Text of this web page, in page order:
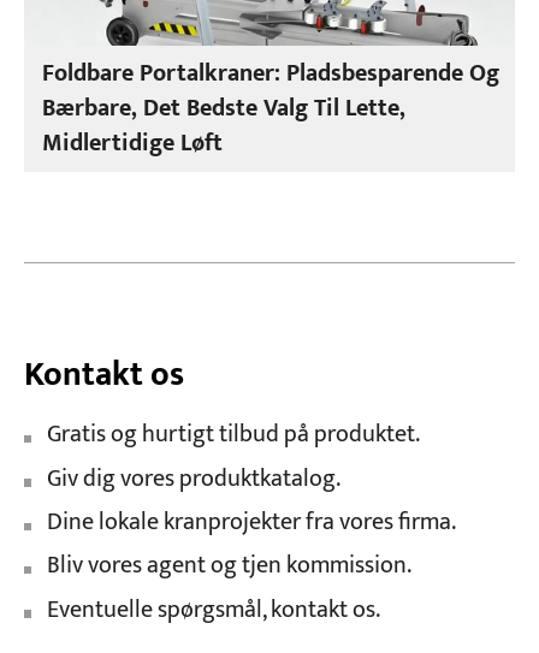
Foldbare Portalkraner: Pladsbesparende Og
Bærbare, Det Bedste Valg Til Lette,
Midlertidige Løft
Kontakt os
Gratis og hurtigt tilbud på produktet.
Giv dig vores produktkatalog.
Dine lokale kranprojekter fra vores firma.
Bliv vores agent og tjen kommission.
Eventuelle spørgsmål, kontakt os.